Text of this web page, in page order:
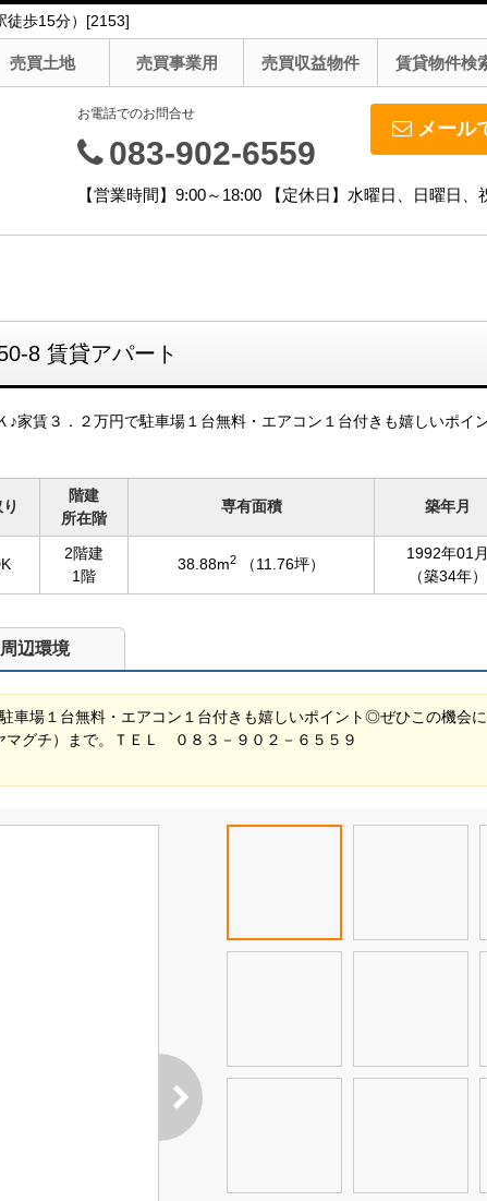
徒歩15分）[2153]
売買土地 売買事業用 売買収益物件 賃貸物件検
メール
お電話でのお問合せ
083-902-6559
【営業時間】9:00～18:00 【定休日】水曜日、日曜日、
8 賃貸アパート
♪家賃３．２万円で駐車場１台無料・エアコン１台付きも嬉しいポイ
階建
所在階
専有面積 築年月
2階建
1階
38.88m2 （11.76坪）
1992年01月
（築34年）
周辺環境
車場１台無料・エアコン１台付きも嬉しいポイント◎ぜひこの機会
マグチ）まで。ＴＥＬ ０８３－９０２－６５５９